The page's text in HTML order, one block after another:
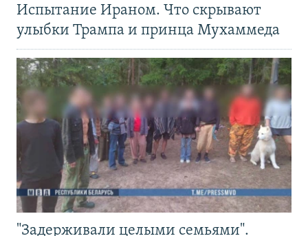
Испытание Ираном. Что скрывают
улыбки Трампа и принца Мухаммеда
"Задерживали целыми семьями".